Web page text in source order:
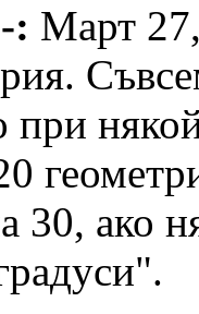
: Март
някой
30, ако